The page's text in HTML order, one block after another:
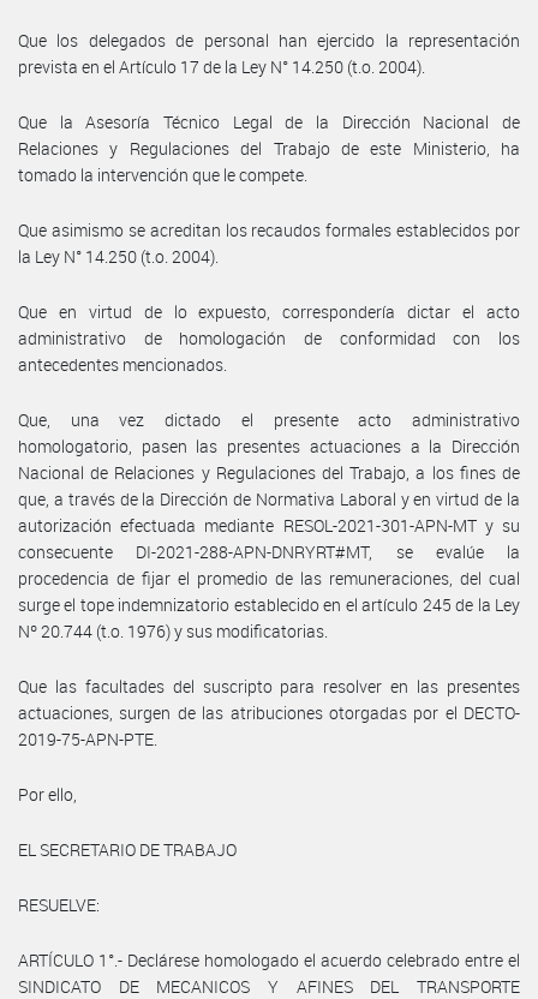
Que los delegados de personal han ejercido la representación
prevista en el Artículo 17 de la Ley N° 14.250 (t.o. 2004).
Que la Asesoría Técnico Legal de la Dirección Nacional de
Relaciones y Regulaciones del Trabajo de este Ministerio, ha
tomado la intervención que le compete.
Que asimismo se acreditan los recaudos formales establecidos por
la Ley N° 14.250 (t.o. 2004).
Que en virtud de lo expuesto, correspondería dictar el acto
administrativo de homologación de conformidad con los
antecedentes mencionados.
Que, una vez dictado el presente acto administrativo
homologatorio, pasen las presentes actuaciones a la Dirección
Nacional de Relaciones y Regulaciones del Trabajo, a los fines de
que, a través de la Dirección de Normativa Laboral y en virtud de la
autorización efectuada mediante RESOL-2021-301-APN-MT y su
consecuente DI-2021-288-APN-DNRYRT#MT, se evalúe la
procedencia de fijar el promedio de las remuneraciones, del cual
surge el tope indemnizatorio establecido en el artículo 245 de la Ley
Nº 20.744 (t.o. 1976) y sus modificatorias.
Que las facultades del suscripto para resolver en las presentes
actuaciones, surgen de las atribuciones otorgadas por el DECTO-
2019-75-APN-PTE.
Por ello,
EL SECRETARIO DE TRABAJO
RESUELVE:
ARTÍCULO 1°.- Declárese homologado el acuerdo celebrado entre el
SINDICATO DE MECANICOS Y AFINES DEL TRANSPORTE